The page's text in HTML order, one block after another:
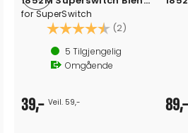
5 mulige
for SuperSwitch
Karakter: (2) 4.5 av 5
5 Tilgjengelig
Omgående
39,- Veil. 59,- 89,-